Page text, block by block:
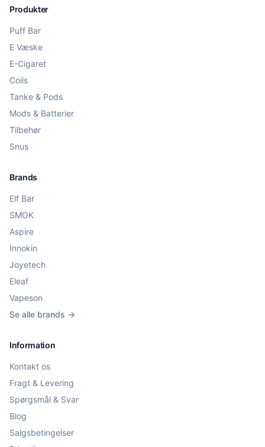
Produkter
Puff Bar
E Væske
E-Cigaret
Coils
Tanke & Pods
Mods & Batterier
Tilbehør
Snus
Brands
Elf Bar
SMOK
Aspire
Innokin
Joyetech
Eleaf
Vapeson
Se alle brands →
Information
Kontakt os
Fragt & Levering
Spørgsmål & Svar
Blog
Salgsbetingelser